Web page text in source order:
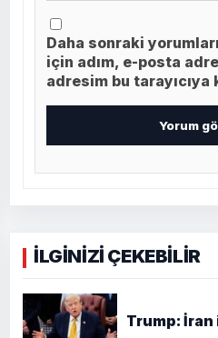
Daha sonraki
için adım, e-posta
adresim bu
İLGİNİZİ ÇEKEBİLİR
Trump: İran